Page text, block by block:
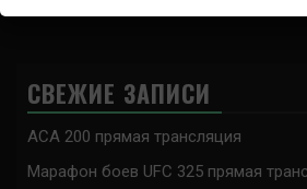
СВЕЖИЕ ЗАПИСИ
ACA 200 прямая трансляция
Марафон боев UFC 325 прямая